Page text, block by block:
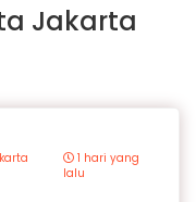
Jakarta
1 hari yang
lalu